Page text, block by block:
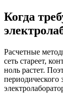
Когда
Расчетные
сеть стареет,
ноль растет.
периодического